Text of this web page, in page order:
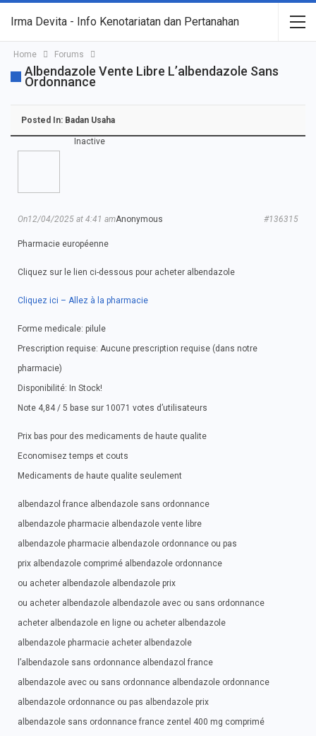
Irma Devita - Info Kenotariatan dan Pertanahan
Home Forums
Albendazole Vente Libre L’albendazole Sans
Ordonnance
Posted In: Badan Usaha
Inactive
Anonymous
On12/04/2025 at 4:41 am #136315
Pharmacie européenne
Cliquez sur le lien ci-dessous pour acheter albendazole
Cliquez ici – Allez à la pharmacie
Forme medicale: pilule
Prescription requise: Aucune prescription requise (dans notre
pharmacie)
Disponibilité: In Stock!
Note 4,84 / 5 base sur 10071 votes d’utilisateurs
Prix bas pour des medicaments de haute qualite
Economisez temps et couts
Medicaments de haute qualite seulement
albendazol france albendazole sans ordonnance
albendazole pharmacie albendazole vente libre
albendazole pharmacie albendazole ordonnance ou pas
prix albendazole comprimé albendazole ordonnance
ou acheter albendazole albendazole prix
ou acheter albendazole albendazole avec ou sans ordonnance
acheter albendazole en ligne ou acheter albendazole
albendazole pharmacie acheter albendazole
l’albendazole sans ordonnance albendazol france
albendazole avec ou sans ordonnance albendazole ordonnance
albendazole ordonnance ou pas albendazole prix
albendazole sans ordonnance france zentel 400 mg comprimé